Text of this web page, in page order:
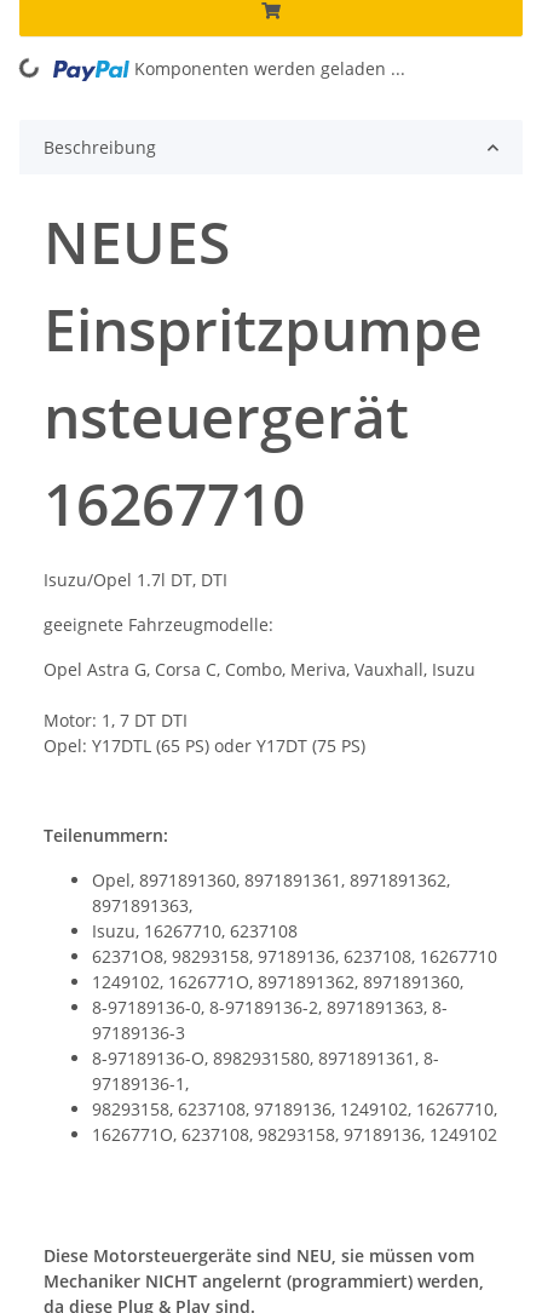
Komponenten werden geladen ...
Beschreibung
NEUES
Einspritzpumpe
nsteuergerät
16267710
Isuzu/Opel 1.7l DT, DTI
geeignete Fahrzeugmodelle:
Opel Astra G, Corsa C, Combo, Meriva, Vauxhall, Isuzu
Motor: 1, 7 DT DTI
Opel: Y17DTL (65 PS) oder Y17DT (75 PS)
Teilenummern:
Opel, 8971891360, 8971891361, 8971891362,
8971891363,
Isuzu, 16267710, 6237108
62371O8, 98293158, 97189136, 6237108, 16267710
1249102, 1626771O, 8971891362, 8971891360,
8-97189136-0, 8-97189136-2, 8971891363, 8-
97189136-3
8-97189136-O, 8982931580, 8971891361, 8-
97189136-1,
98293158, 6237108, 97189136, 1249102, 16267710,
1626771O, 6237108, 98293158, 97189136, 1249102
Diese Motorsteuergeräte sind NEU, sie müssen vom
Mechaniker NICHT angelernt (programmiert) werden,
da diese Plug & Play sind.